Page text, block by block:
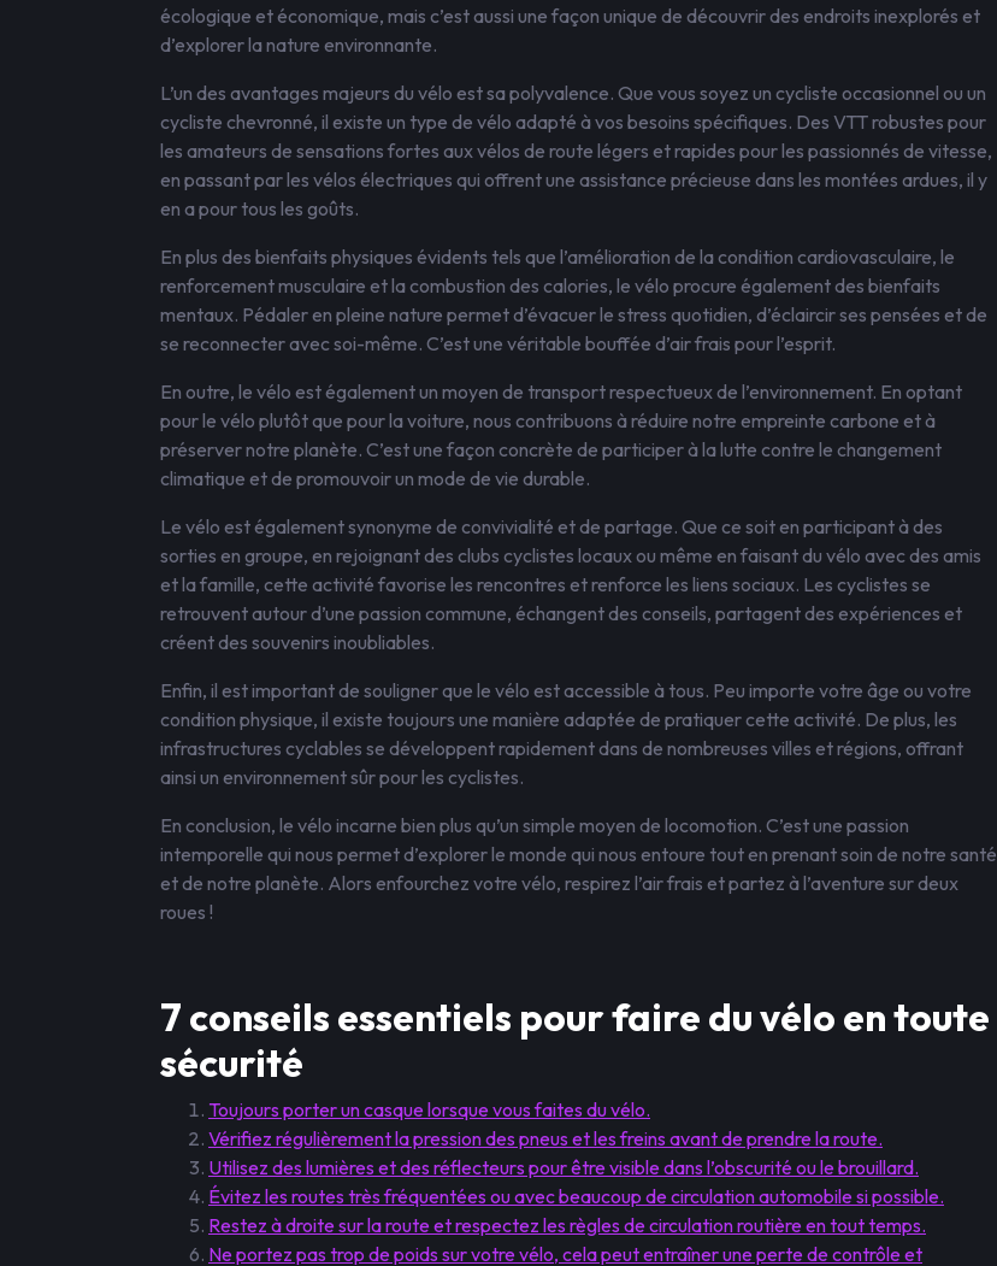
écologique et économique, mais c’est aussi une façon unique de découvrir des endroits inexplorés et
d’explorer la nature environnante.
L’un des avantages majeurs du vélo est sa polyvalence. Que vous soyez un cycliste occasionnel ou un
cycliste chevronné, il existe un type de vélo adapté à vos besoins spécifiques. Des VTT robustes pour
les amateurs de sensations fortes aux vélos de route légers et rapides pour les passionnés de vitesse,
en passant par les vélos électriques qui offrent une assistance précieuse dans les montées ardues, il y
en a pour tous les goûts.
En plus des bienfaits physiques évidents tels que l’amélioration de la condition cardiovasculaire, le
renforcement musculaire et la combustion des calories, le vélo procure également des bienfaits
mentaux. Pédaler en pleine nature permet d’évacuer le stress quotidien, d’éclaircir ses pensées et de
se reconnecter avec soi-même. C’est une véritable bouffée d’air frais pour l’esprit.
En outre, le vélo est également un moyen de transport respectueux de l’environnement. En optant
pour le vélo plutôt que pour la voiture, nous contribuons à réduire notre empreinte carbone et à
préserver notre planète. C’est une façon concrète de participer à la lutte contre le changement
climatique et de promouvoir un mode de vie durable.
Le vélo est également synonyme de convivialité et de partage. Que ce soit en participant à des
sorties en groupe, en rejoignant des clubs cyclistes locaux ou même en faisant du vélo avec des amis
et la famille, cette activité favorise les rencontres et renforce les liens sociaux. Les cyclistes se
retrouvent autour d’une passion commune, échangent des conseils, partagent des expériences et
créent des souvenirs inoubliables.
Enfin, il est important de souligner que le vélo est accessible à tous. Peu importe votre âge ou votre
condition physique, il existe toujours une manière adaptée de pratiquer cette activité. De plus, les
infrastructures cyclables se développent rapidement dans de nombreuses villes et régions, offrant
ainsi un environnement sûr pour les cyclistes.
En conclusion, le vélo incarne bien plus qu’un simple moyen de locomotion. C’est une passion
intemporelle qui nous permet d’explorer le monde qui nous entoure tout en prenant soin de notre santé
et de notre planète. Alors enfourchez votre vélo, respirez l’air frais et partez à l’aventure sur deux
roues !
7 conseils essentiels pour faire du vélo en toute
sécurité
Toujours porter un casque lorsque vous faites du vélo.
Vérifiez régulièrement la pression des pneus et les freins avant de prendre la route.
Utilisez des lumières et des réflecteurs pour être visible dans l’obscurité ou le brouillard.
Évitez les routes très fréquentées ou avec beaucoup de circulation automobile si possible.
Restez à droite sur la route et respectez les règles de circulation routière en tout temps.
Ne portez pas trop de poids sur votre vélo, cela peut entraîner une perte de contrôle et